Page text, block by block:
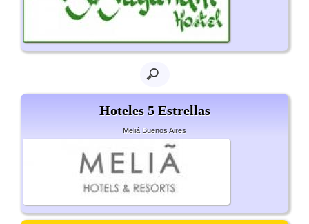
Hoteles 5 Estrellas
Meliá Buenos Aires